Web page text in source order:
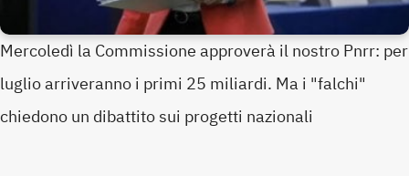
Mercoledì la Commissione approverà il nostro Pnrr: per
luglio arriveranno i primi 25 miliardi. Ma i "falchi"
chiedono un dibattito sui progetti nazionali